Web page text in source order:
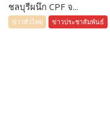
ชลบุรีผนึก CPF จ...
ข่าวทั่วไทย ข่าวประชาสัมพันธ์